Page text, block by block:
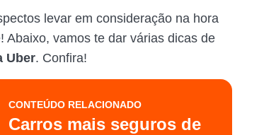
levar em consideração na hora
vamos te dar várias dicas de
Uber. Confira!
CONTEÚDO RELACIONADO
Carros mais seguros de